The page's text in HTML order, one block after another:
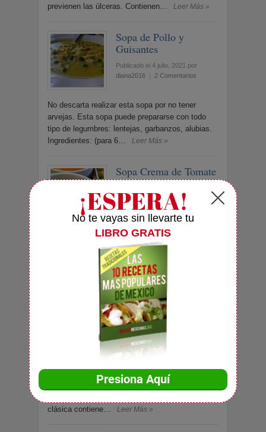
previenen las úlceras. Contienen…
Leer Más »
Sopa de Pollo y
Guisantes
Publicado el 4 julio, 2021 por
diana2016
2 Comentarios
No descarta realizar esta sopa por no tener
arvejas. Esta sopa puede prepararse con todo
tipo de legumbres: lentejas, garbanzos, alubias.
Ingredientes: (para 6…
Leer Más »
Sopa Crema de Tomate
y Maíz
Publicado el 2 mayo, 2021
diana2016 | 3 Comentarios
Las alubias (un tipo de porotos) son las
legumbres que más fibra contienen. Para las
personas a las que estos alimentos les producen
Leer Más »
Caldo Tlalpeño
Publicado el 15 septiembre, 2017
pordiana2016 | 3 Comentarios
El caldo tlalpeño, es un plato tradicional de
México que nació en el sur de la capital en una
clásica contiene…
Leer Más »